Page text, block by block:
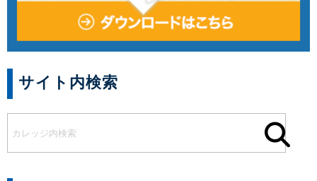
サイト内検索